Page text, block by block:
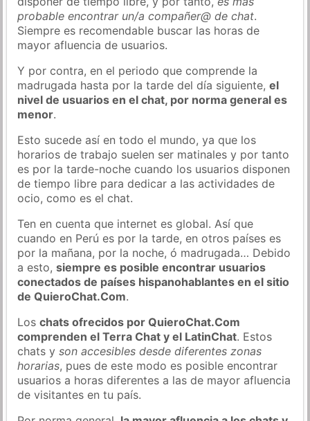
probable encontrar un/a compañer@ de chat.
Siempre es recomendable buscar las horas de
mayor afluencia de usuarios.
Y por contra, en el periodo que comprende la
madrugada hasta por la tarde del día siguiente,el
nivel de usuarios en el chat, por norma general es
menor.
Esto sucede así en todo el mundo, ya que los
horarios de trabajo suelen ser matinales y por tanto
es por la tarde-noche cuando los usuarios disponen
de tiempo libre para dedicar a las actividades de
ocio, como es el chat.
Ten en cuenta que internet es global. Así que
cuando en Perú es por la tarde, en otros países es
por la mañana, por la noche, ó madrugada… Debido
a esto,siempre es posible encontrar usuarios
conectados de países hispanohablantes en el sitio
de QuieroChat.Com.
Loschats ofrecidos por QuieroChat.Com
comprenden el Terra Chat y el LatinChat. Estos
chats yson accesibles desde diferentes zonas
horarias, pues de este modo es posible encontrar
usuarios a horas diferentes a las de mayor afluencia
de visitantes en tu país.